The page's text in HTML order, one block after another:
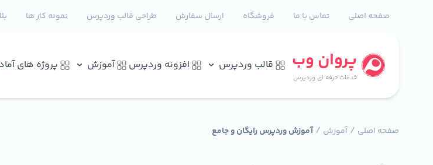
صفحه اصلی تماس با ما فروشگاه ارسال سفارش طراحی قالب وردپرس نمونه کار ها
پروان وب
خدمات حرفه ای وردپرس
قالب وردپرس افزونه وردپرس آموزش پروژه های
صفحه اصلی / آموزش /آموزش وردپرس رایگان و جامع